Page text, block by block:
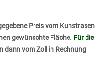
Preis vom Kunstrasen
gewünschte Fläche. Für die
dann vom Zoll in Rechnung